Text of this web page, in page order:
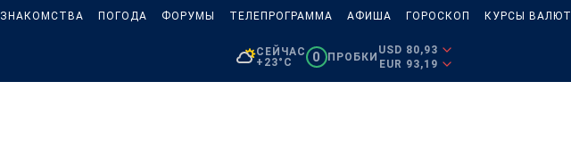
ЗНАКОМСТВА ПОГОДА ФОРУМЫ ТЕЛЕПРОГРАММА АФИША ГОРОСКОП КУРСЫ ВАЛЮТ
СЕЙЧАС
+23°C
0 ПРОБКИ
USD 80,93
EUR 93,19